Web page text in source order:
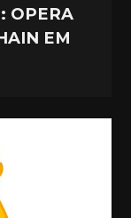
OPERA
EM